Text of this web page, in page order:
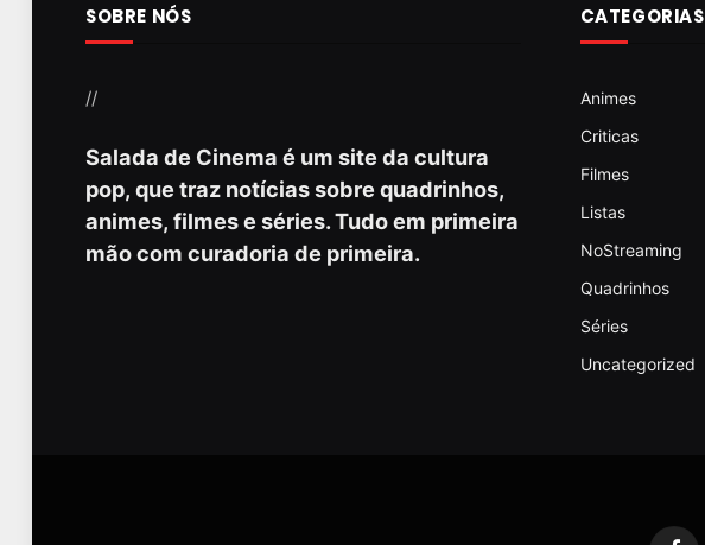
SOBRE NÓS
//
Salada de Cinema é um site da cultura
pop, que traz notícias sobre quadrinhos,
animes, filmes e séries. Tudo em primeira
mão com curadoria de primeira.
CATEGORIAS
Animes
Criticas
Filmes
Listas
NoStreaming
Quadrinhos
Séries
Uncategorized